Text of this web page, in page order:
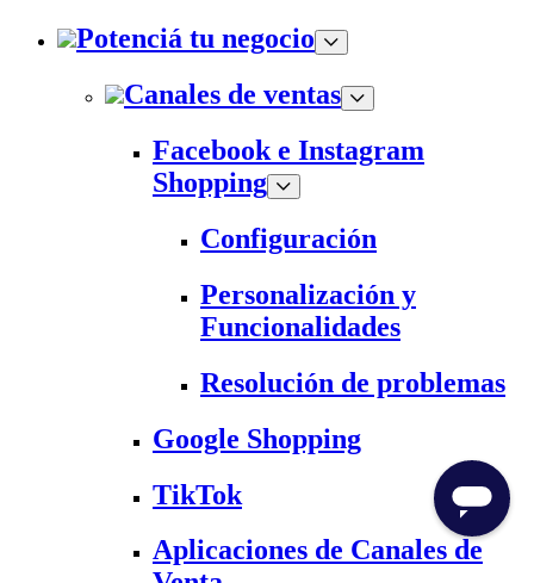
Potenciá tu negocio
Canales de ventas
Facebook e Instagram
Shopping
Configuración
Personalización y
Funcionalidades
Resolución de problemas
Google Shopping
TikTok
Aplicaciones de Canales de